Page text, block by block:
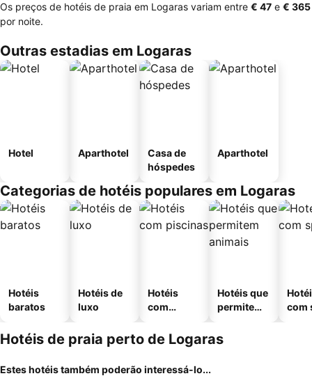
Os preços de hotéis de praia em Logaras variam entre ‎€ 47 e ‎€ 365
por noite.
Outras estadias em Logaras
Hotel Aparthotel
Casa de
hóspedes
Aparthotel
Categorias de hotéis populares em Logaras
Hotéis
baratos
Hotéis de
luxo
Hotéis
com
Hotéis que
permitem
com
Hotéis de praia perto de Logaras
Estes hotéis também poderão interessá-lo...